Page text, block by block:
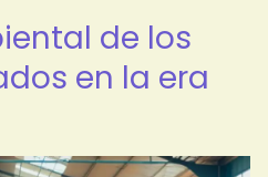
de los
en la era